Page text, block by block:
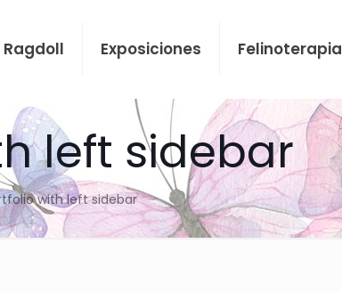
Ragdoll Exposiciones Felinoterapia
left sidebar
with left sidebar